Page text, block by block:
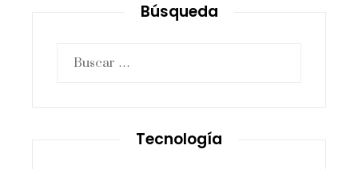
Búsqueda
Tecnología